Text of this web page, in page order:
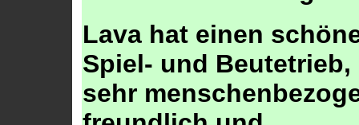
Lava hat einen
Spiel- und Beutetrieb,
sehr